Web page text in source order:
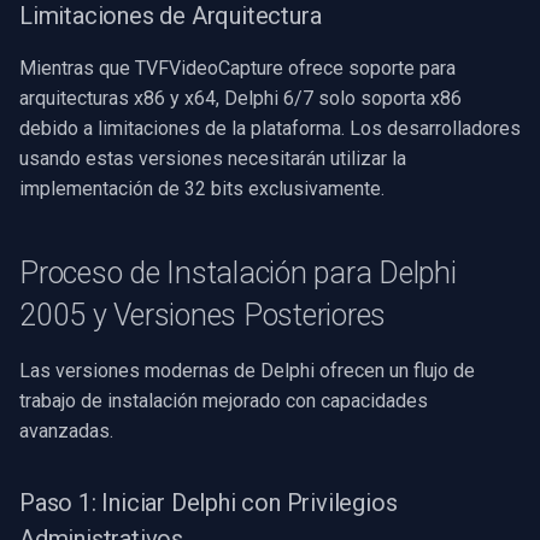
Wyze
Aqara
Rhombus
Eufy Security
Limitaciones de Arquitectura
Mientras que TVFVideoCapture ofrece soporte para
arquitecturas x86 y x64, Delphi 6/7 solo soporta x86
debido a limitaciones de la plataforma. Los desarrolladores
usando estas versiones necesitarán utilizar la
implementación de 32 bits exclusivamente.
Proceso de Instalación para Delphi
2005 y Versiones Posteriores
Las versiones modernas de Delphi ofrecen un flujo de
trabajo de instalación mejorado con capacidades
avanzadas.
Paso 1: Iniciar Delphi con Privilegios